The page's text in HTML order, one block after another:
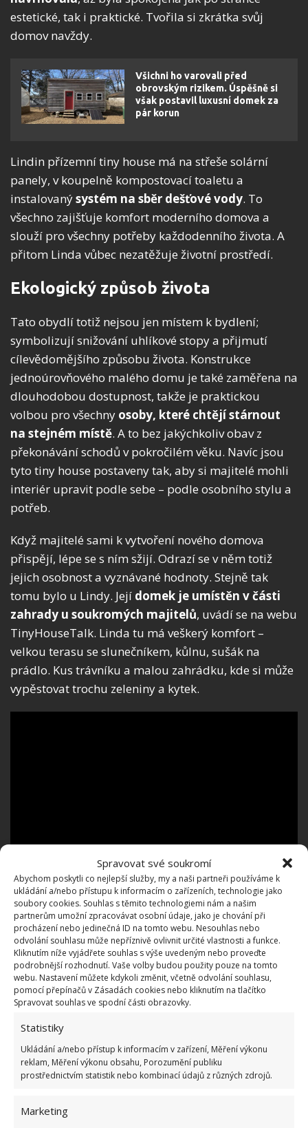
Spravovat své soukromí
Abychom poskytli co nejlepší služby, my a naši partneři používáme k
ukládání a/nebo přístupu k informacím o zařízeních, technologie jako
soubory cookies. Souhlas s těmito technologiemi nám a našim
partnerům umožní zpracovávat osobní údaje, jako je chování při
procházení nebo jedinečná ID na tomto webu. Nesouhlas nebo
odvolání souhlasu může nepříznivě ovlivnit určité vlastnosti a funkce.
Kliknutím níže vyjádřete souhlas s výše uvedeným nebo proveďte
podrobnější rozhodnutí. Vaše volby budou použity pouze na tomto
webu. Nastavení můžete kdykoli změnit, včetně odvolání souhlasu,
pomocí přepínačů v Zásadách cookies nebo kliknutím na tlačítko
Spravovat souhlas ve spodní části obrazovky.
Statistiky
Ukládání a/nebo přístup k informacím v zařízení, Měření výkonu
reklam, Měření výkonu obsahu, Porozumění publiku
prostřednictvím statistik nebo kombinací údajů z různých zdrojů.
Marketing
estetické, tak i praktické. Tvořila si zkrátka svůj
domov navždy.
Všichni ho varovali před
obrovským rizikem. Úspěšně si
však postavil luxusní domek za
pár korun
Lindin přízemní tiny house má na střeše solární
panely, v koupelně kompostovací toaletu a
instalovanýsystém na sběr dešťové vody. To
všechno zajišťuje komfort moderního domova a
slouží pro všechny potřeby každodenního života. A
přitom Linda vůbec nezatěžuje životní prostředí.
Ekologický způsob života
Tato obydlí totiž nejsou jen místem k bydlení;
symbolizují snižování uhlíkové stopy a přijmutí
cílevědomějšího způsobu života. Konstrukce
jednoúrovňového malého domu je také zaměřena na
dlouhodobou dostupnost, takže je praktickou
volbou pro všechny osoby, které chtějí stárnout
na stejném místě. A to bez jakýchkoliv obav z
překonávání schodů v pokročilém věku. Navíc jsou
tyto tiny house postaveny tak, aby si majitelé mohli
interiér upravit podle sebe – podle osobního stylu a
potřeb.
Když majitelé sami k vytvoření nového domova
přispějí, lépe se s ním sžijí. Odrazí se v něm totiž
jejich osobnost a vyznávané hodnoty. Stejně tak
tomu bylo u Lindy. Její domek je umístěn v části
zahrady u soukromých majitelů, uvádí se na webu
TinyHouseTalk. Linda tu má veškerý komfort –
velkou terasu se slunečníkem, kůlnu, sušák na
prádlo. Kus trávníku a malou zahrádku, kde si může
vypěstovat trochu zeleniny a kytek.
Ať jsou tyto domky situovány na vlastních
pozemcích, anebo v komunitě tiny houses, většinou
jsou v užším
stále víc vyhledávají. Moderátor Bryce, který vás
často provází těmito stavbami tiny houses, sám
prožít své stáří, jak jsme psali na BydlímeÚtulně.